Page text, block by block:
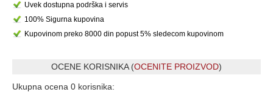
Uvek dostupna podrška i servis
100% Sigurna kupovina
Kupovinom preko 8000 din popust 5% sledecom kupovinom
OCENE KORISNIKA (OCENITE PROIZVOD)
Ukupna ocena 0 korisnika: